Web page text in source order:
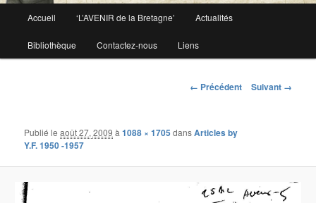
principal
Aller
au
Accueil ‘L’AVENIR de la Bretagne’ Actualités
Bibliothèque Contactez-nous Liens
Navigation
← Précédent Suivant →
Publié leaoût 27, 2009 à1088 × 1705 dansArticles by
Y.F. 1950 -1957